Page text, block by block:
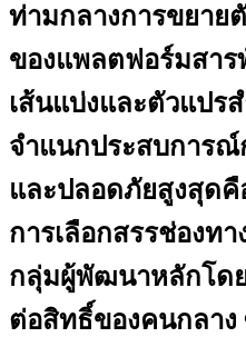
ท่ามกลางการขยาย
ของแพลตฟอร์มสาร
เส้นแบ่งและตัวแปร
จำแนกประสบการ
และปลอดภัยสูงสุด
การเลือกสรรช่องท
กลุ่มผู้พัฒนาหลักโด
ต่อสิทธิ์ของคนกลาง